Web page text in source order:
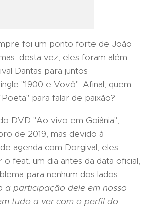
foi um ponto forte de João
desta vez, eles foram além.
Dantas para juntos
"1900 e Vovô". Afinal, quem
para falar de paixão?
DVD "Ao vivo em Goiânia",
de 2019, mas devido à
agenda com Dorgival, eles
feat. um dia antes da data oficial,
para nenhum dos lados.
a participação dele em nosso
tudo a ver com o perfil do